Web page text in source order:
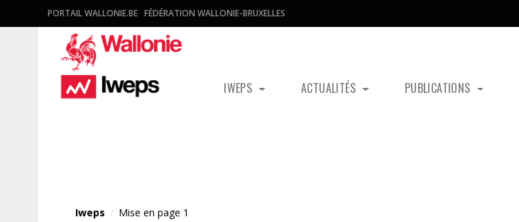
PORTAIL WALLONIE.BE FÉDÉRATION WALLONIE-BRUXELLES
IWEPS ACTUALITÉS PUBLICATIONS
Iweps / Mise en page 1